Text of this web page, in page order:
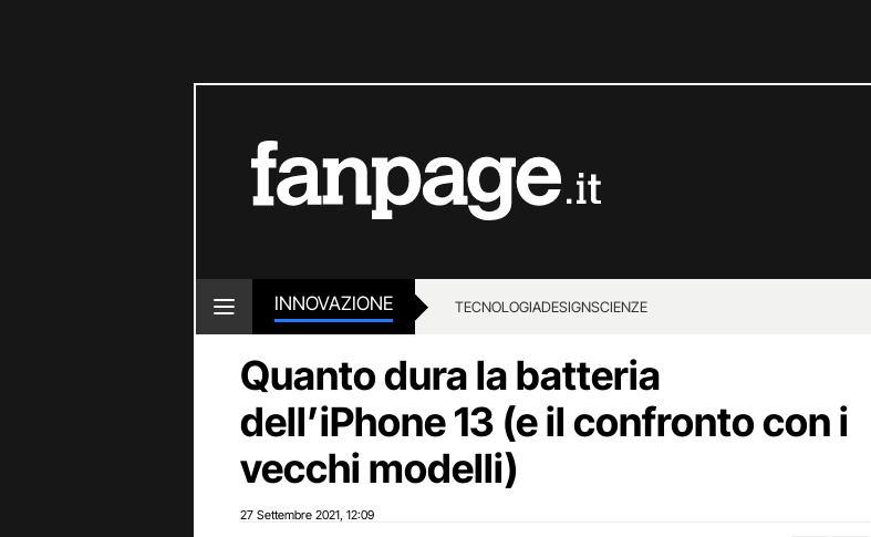
INNOVAZIONE TECNOLOGIADESIGNSCIENZE
Quanto dura la batteria
dell’iPhone 13 (e il confronto con i
vecchi modelli)
27 Settembre 2021 12:09